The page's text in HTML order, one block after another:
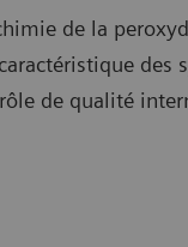
de la
des
de qualité